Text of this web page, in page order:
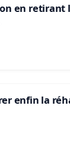
en retirant
enfin la